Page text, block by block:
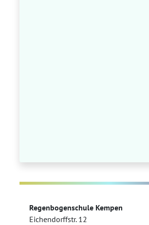
Regenbogenschule Kempen
Eichendorffstr. 12